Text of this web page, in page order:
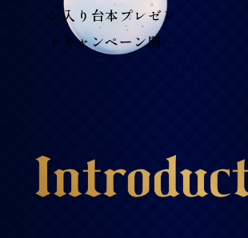
ン入り台本プレゼン
トキャンペーン開